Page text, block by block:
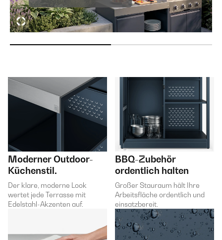
Moderner Outdoor-
Küchenstil.
Der klare, moderne Look
wertet jede Terrasse mit
Edelstahl-Akzenten auf.
BBQ-Zubehör
ordentlich halten
Großer Stauraum hält Ihre
Arbeitsfläche ordentlich und
einsatzbereit.